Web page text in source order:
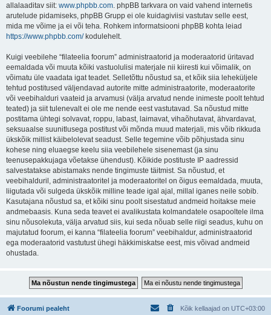
allalaaditav siit: www.phpbb.com. phpBB tarkvara on vaid vahend internetis
arutelude pidamiseks, phpBB Grupp ei ole kuidagiviisi vastutav selle eest,
mida me võime ja ei või teha. Rohkem informatsiooni phpBB kohta leiad
https://www.phpbb.com/kodulehelt.
Kuigi veebilehe “filateelia foorum” administraatorid ja moderaatorid üritavad
eemaldada või muuta kõiki vastuolulisi materjale nii kiiresti kui võimalik, on
võimatu üle vaadata igat teadet. Selletõttu nõustud sa, et kõik siia leheküljele
tehtud postitused väljendavad autorite mitte administraatorite, moderaatorite
või veebihalduri vaateid ja arvamusi (välja arvatud nende inimeste poolt tehtud
teated) ja siit tulenevalt ei ole me nende eest vastutavad. Sa nõustud mitte
postitama ühtegi solvavat, roppu, labast, laimavat, vihaõhutavat, ähvardavat,
seksuaalse suunitlusega postitust või mõnda muud materjali, mis võib rikkuda
ükskõik millist käibelolevat seadust. Selle tegemine võib põhjustada sinu
kohese ning eluaegse keelu siia veebilehele sisenemast (ja sinu
teenusepakkujaga võetakse ühendust). Kõikide postituste IP aadressid
salvestatakse abistamaks nende tingimuste täitmist. Sa nõustud, et
veebihalduril, administraatoritel ja moderaatoritel on õigus eemaldada, muuta,
liigutada või sulgeda ükskõik milline teade igal ajal, millal iganes neile sobib.
Kasutajana nõustud sa, et kõiki sinu poolt sisestatud andmeid hoitakse meie
andmebaasis. Kuna seda teavet ei avalikustata kolmandatele osapooltele ilma
sinu nõusolekuta, välja arvatud siis, kui seda nõuab selle riigi seadus, kuhu on
majutatud foorum, ei kanna “filateelia foorum” veebihaldur, administraatorid
ega moderaatorid vastutust ühegi häkkimiskatse eest, mis võivad andmeid
ohustada.
Foorumi pealeht Kõik kellaajad on UTC+03:00